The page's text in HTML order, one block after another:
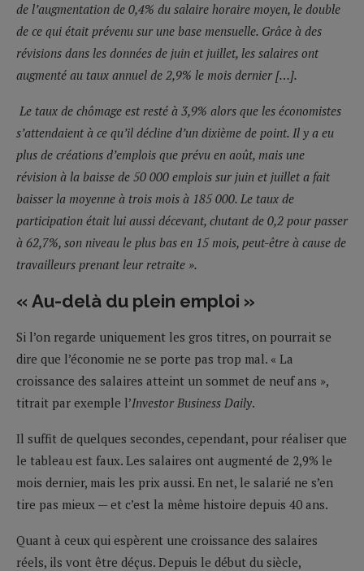
de l’augmentation de 0,4% du salaire horaire moyen, le double
de ce qui était prévenu sur une base mensuelle. Grâce à des
révisions dans les données de juin et juillet, les salaires ont
augmenté au taux annuel de 2,9% le mois dernier […].
Le taux de chômage est resté à 3,9% alors que les économistes
s’attendaient à ce qu’il décline d’un dixième de point. Il y a eu
plus de créations d’emplois que prévu en août, mais une
révision à la baisse de 50 000 emplois sur juin et juillet a fait
baisser la moyenne à trois mois à 185 000. Le taux de
participation était lui aussi décevant, chutant de 0,2 pour passer
à 62,7%, son niveau le plus bas en 15 mois, peut-être à cause de
travailleurs prenant leur retraite ».
« Au-delà du plein emploi »
Si l’on regarde uniquement les gros titres, on pourrait se
dire que l’économie ne se porte pas trop mal. « La
croissance des salaires atteint un sommet de neuf ans »,
titrait par exemple l’Investor Business Daily.
Il suffit de quelques secondes, cependant, pour réaliser que
le tableau est faux. Les salaires ont augmenté de 2,9% le
mois dernier, mais les prix aussi. En net, le salarié ne s’en
tire pas mieux — et c’est la même histoire depuis 40 ans.
Quant à ceux qui espèrent une croissance des salaires
réels, ils vont être déçus. Depuis le début du siècle,